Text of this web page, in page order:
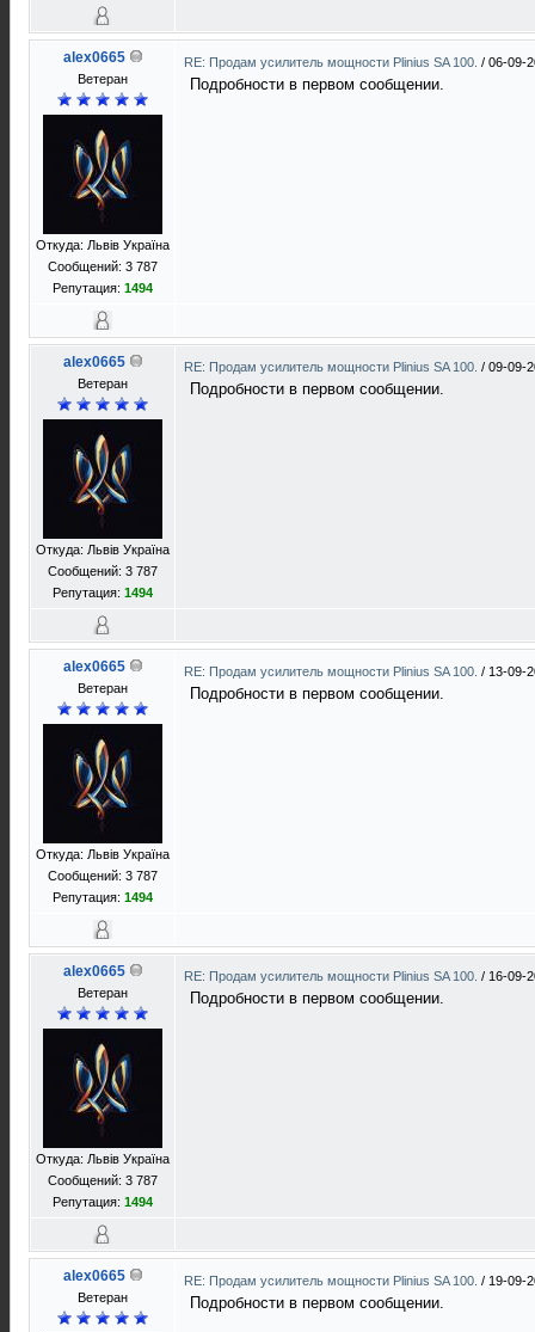
alex0665
Ветеран
Откуда: Львів Україна
Сообщений: 3 787
Репутация: 1494
RE: Продам усилитель мощности Plinius SA 100. / 06-09-
Подробности в первом сообщении.
alex0665
Ветеран
Откуда: Львів Україна
Сообщений: 3 787
Репутация: 1494
RE: Продам усилитель мощности Plinius SA 100. / 09-09-
Подробности в первом сообщении.
alex0665
Ветеран
Откуда: Львів Україна
Сообщений: 3 787
Репутация: 1494
RE: Продам усилитель мощности Plinius SA 100. / 13-09-
Подробности в первом сообщении.
alex0665
Ветеран
Откуда: Львів Україна
Сообщений: 3 787
Репутация: 1494
RE: Продам усилитель мощности Plinius SA 100. / 16-09-
Подробности в первом сообщении.
alex0665
Ветеран
RE: Продам усилитель мощности Plinius SA 100. / 19-09-
Подробности в первом сообщении.